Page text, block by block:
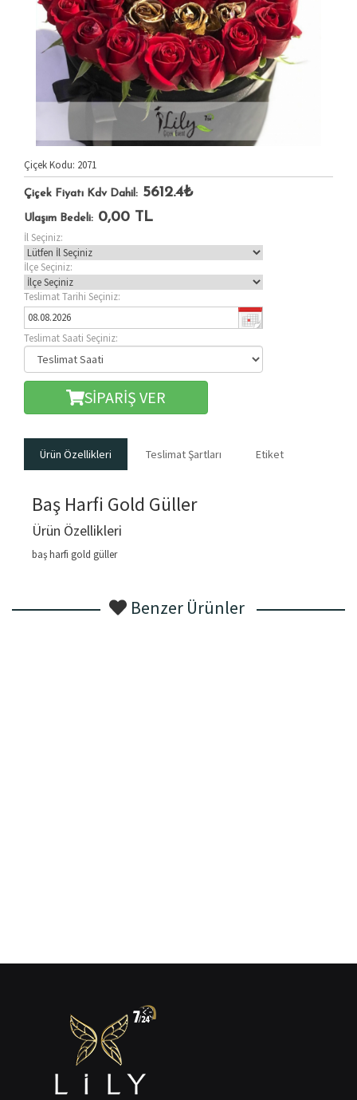
Çiçek Kodu: 2071
Çiçek Fiyatı Kdv Dahil: 5612.4₺
Ulaşım Bedeli: 0,00 TL
İl Seçiniz:
İlçe Seçiniz:
Teslimat Tarihi Seçiniz:
Teslimat Saati Seçiniz:
SİPARİŞ VER
Ürün Özellikleri Teslimat Şartları Etiket
Baş Harfi Gold Güller
Ürün Özellikleri
baş harfi gold güller
Benzer Ürünler